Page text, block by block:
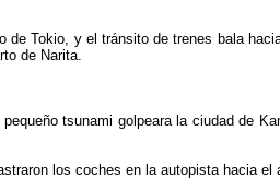
Tokio, y el tránsito de trenes bala
de Narita.
tsunami golpeara la ciudad de
los coches en la autopista hacia el